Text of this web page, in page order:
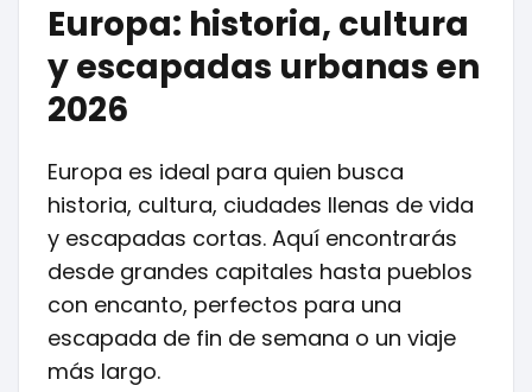
Europa: historia, cultura
y escapadas urbanas en
2026
Europa es ideal para quien busca
historia, cultura, ciudades llenas de vida
y escapadas cortas. Aquí encontrarás
desde grandes capitales hasta pueblos
con encanto, perfectos para una
escapada de fin de semana o un viaje
más largo.